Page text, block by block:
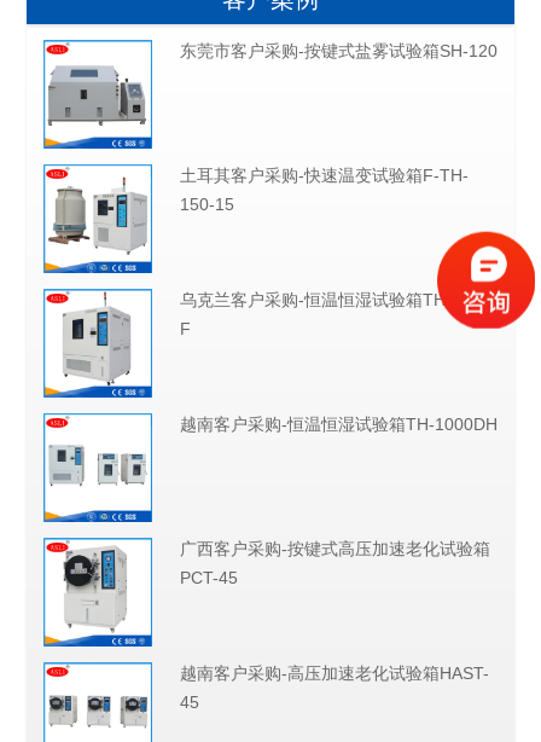
东莞市客户采购-按键式盐雾试验箱SH-120
土耳其客户采购-快速温变试验箱F-TH-
150-15
乌克兰客户采购-恒温恒湿试验箱TH-1000-
F
越南客户采购-恒温恒湿试验箱TH-1000DH
广西客户采购-按键式高压加速老化试验箱
PCT-45
越南客户采购-高压加速老化试验箱HAST-
45